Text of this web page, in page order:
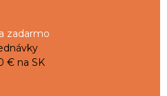
zadarmo
€ na SK